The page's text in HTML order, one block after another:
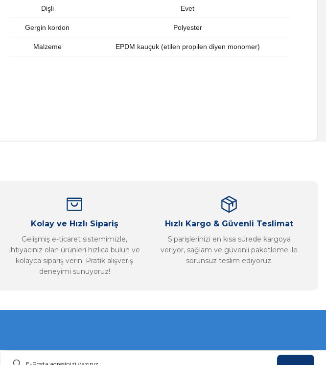
Dişli Evet
Gergin kordon Polyester
Malzeme EPDM kauçuk (etilen propilen diyen monomer)
Kolay ve Hızlı Sipariş
Gelişmiş e-ticaret sistemimizle,
ihtiyacınız olan ürünleri hızlıca bulun ve
kolayca sipariş verin. Pratik alışveriş
deneyimi sunuyoruz!
Hızlı Kargo & Güvenli Teslimat
Siparişlerinizi en kısa sürede kargoya
veriyor, sağlam ve güvenli paketleme ile
sorunsuz teslim ediyoruz.